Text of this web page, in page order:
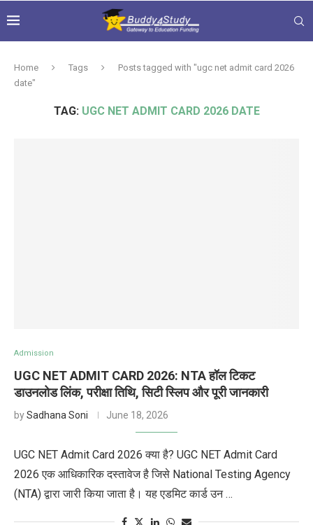
Home Tags
Posts tagged with "ugc net admit card 2026
date"
TAG: UGC NET ADMIT CARD 2026 DATE
Admission
UGC NET ADMIT CARD 2026: NTA हॉल टिकट
डाउनलोड लिंक, परीक्षा तिथि, सिटी स्लिप और पूरी जानकारी
bySadhana Soni June 18, 2026
UGC NET Admit Card 2026 क्या है? UGC NET Admit Card
2026 एक आधिकारिक दस्तावेज है जिसे National Testing Agency
(NTA) द्वारा जारी किया जाता है। यह एडमिट कार्ड उन …